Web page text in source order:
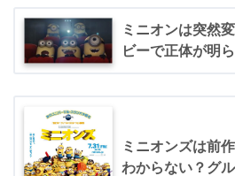
ミニオンは突然
ビーで正体が明ら
ミニオンズは前
わからない？グ